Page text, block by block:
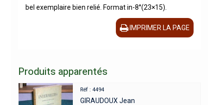
bel exemplaire bien relié. Format in-8°(23×15).
IMPRIMER LA PAGE
Produits apparentés
Réf : 4494
GIRAUDOUX Jean